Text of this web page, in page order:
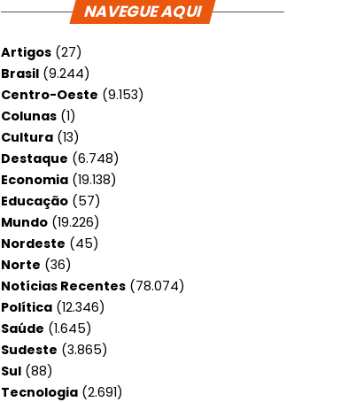
NAVEGUE AQUI
Artigos (27)
Brasil (9.244)
Centro-Oeste (9.153)
Colunas (1)
Cultura (13)
Destaque (6.748)
Economia (19.138)
Educação (57)
Mundo (19.226)
Nordeste (45)
Norte (36)
Notícias Recentes (78.074)
Política (12.346)
Saúde (1.645)
Sudeste (3.865)
Sul (88)
Tecnologia (2.691)